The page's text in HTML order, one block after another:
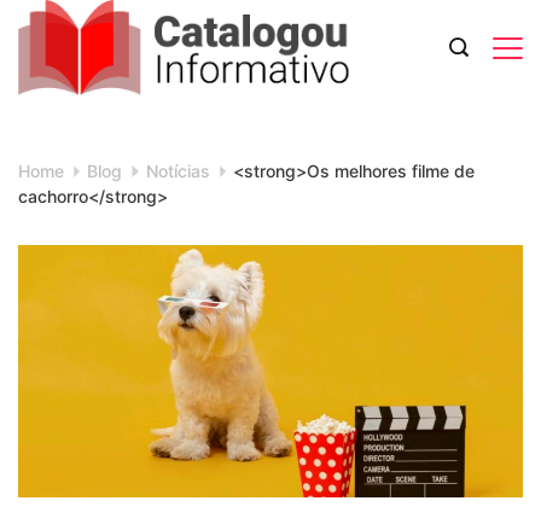
Skip
content
Home Blog Notícias
<strong>Os melhores filme de
cachorro</strong>